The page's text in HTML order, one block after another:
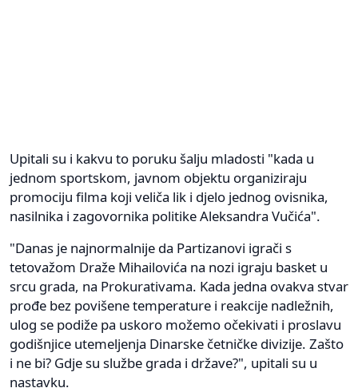
Upitali su i kakvu to poruku šalju mladosti "kada u
jednom sportskom, javnom objektu organiziraju
promociju filma koji veliča lik i djelo jednog ovisnika,
nasilnika i zagovornika politike Aleksandra Vučića".
"Danas je najnormalnije da Partizanovi igrači s
tetovažom Draže Mihailovića na nozi igraju basket u
srcu grada, na Prokurativama. Kada jedna ovakva stvar
prođe bez povišene temperature i reakcije nadležnih,
ulog se podiže pa uskoro možemo očekivati i proslavu
godišnjice utemeljenja Dinarske četničke divizije. Zašto
i ne bi? Gdje su službe grada i države?", upitali su u
nastavku.